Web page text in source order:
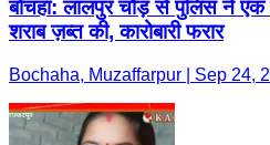
बोचहां: लालपुर चौड़ से पुलिस ने
शराब ज़ब्त की, कारोबारी फरार
Bochaha, Muzaffarpur | Sep 24,